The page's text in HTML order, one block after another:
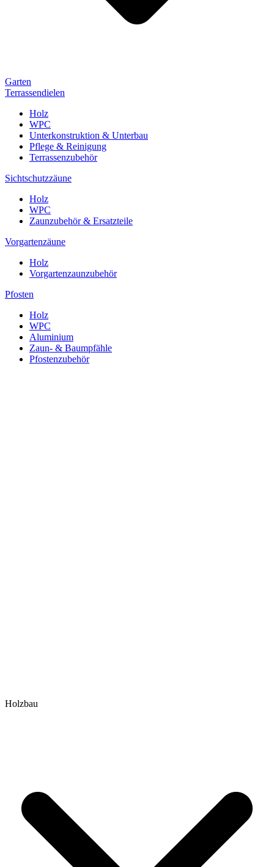
Garten
Terrassendielen
Holz
WPC
Unterkonstruktion & Unterbau
Pflege & Reinigung
Terrassenzubehör
Sichtschutzzäune
Holz
WPC
Zaunzubehör & Ersatzteile
Vorgartenzäune
Holz
Vorgartenzaunzubehör
Pfosten
Holz
WPC
Aluminium
Zaun- & Baumpfähle
Pfostenzubehör
Holzbau